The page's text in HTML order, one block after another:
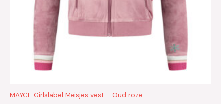
MAYCE Girlslabel Meisjes vest – Oud roze